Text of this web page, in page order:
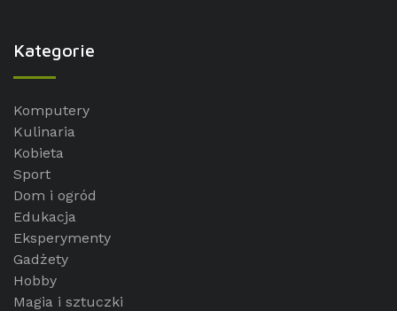
Kategorie
Komputery
Kulinaria
Kobieta
Sport
Dom i ogród
Edukacja
Eksperymenty
Gadżety
Hobby
Magia i sztuczki